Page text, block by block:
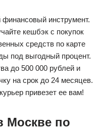
инструмент.
кешбэк с покупок
средств по карте
под выгодный процент.
до 500 000 рублей и
на срок до 24 месяцев.
привезет ее вам!
Москве по